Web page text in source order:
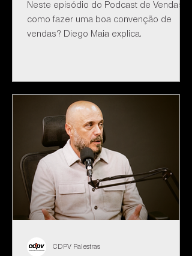
Neste episódio do Podcast de Vendas:
como fazer uma boa convenção de
vendas? Diego Maia explica.
CDPV Palestras